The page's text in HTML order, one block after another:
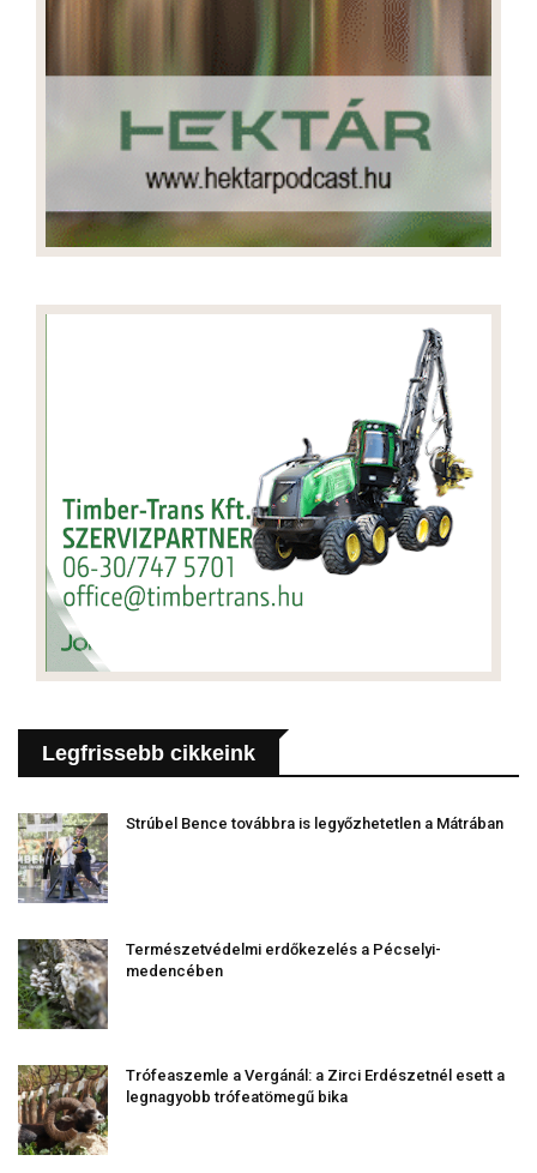
Legfrissebb cikkeink
Strúbel Bence továbbra is legyőzhetetlen a Mátrában
Természetvédelmi erdőkezelés a Pécselyi-
medencében
Trófeaszemle a Vergánál: a Zirci Erdészetnél esett a
legnagyobb trófeatömegű bika